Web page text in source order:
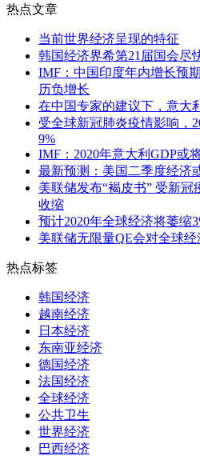
热点文章
当前世界经济呈现的特征
韩国经济界希第21届国会尽
IMF：中国印度年内增长预
历负增长
在中国专家的建议下，意大
受全球新冠肺炎疫情影响，
9%
IMF：2020年意大利GDP或
最新预测：美国二季度经济
美联储发布“褐皮书” 受新
收缩
预计2020年全球经济将萎缩
美联储无限量QE会对全球经
热点标签
韩国经济
越南经济
日本经济
东南亚经济
德国经济
法国经济
全球经济
公共卫生
世界经济
巴西经济